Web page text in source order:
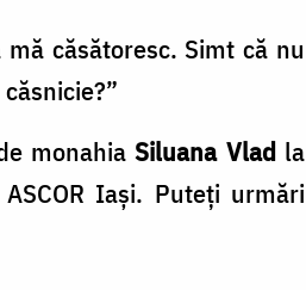
căsătoresc. Simt că nu
monahiaSiluana Vladla
Iași. Puteți urmări